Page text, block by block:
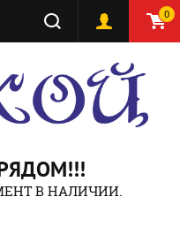
0
В НАЛИЧИИ.